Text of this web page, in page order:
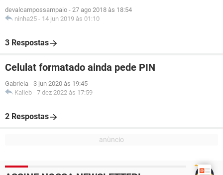
devalcampossampaio - 27 ago 2018 às 18:54
ninha25 - 14 jun 2019 às 01:10
3 Respostas
Celulat formatado ainda pede PIN
Gabriela - 3 jun 2020 às 19:45
Kalleb - 7 dez 2022 às 17:59
2 Respostas